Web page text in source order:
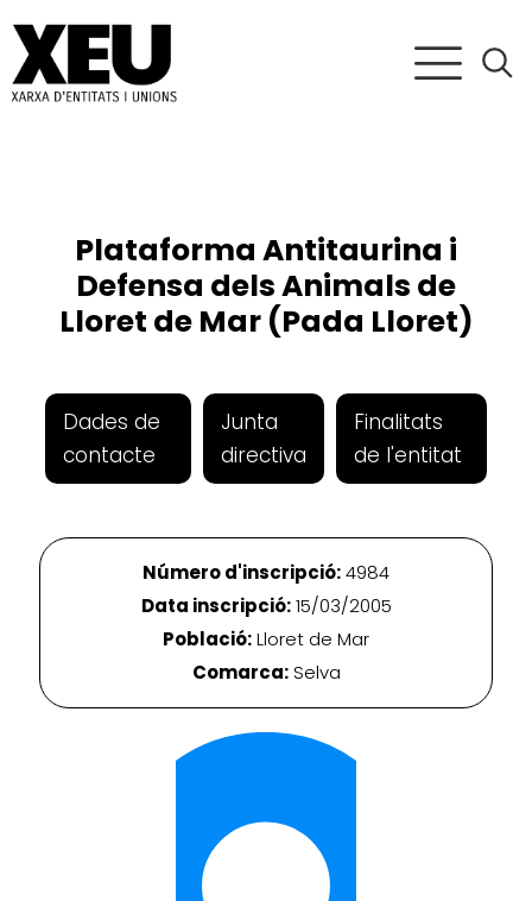
Plataforma Antitaurina i
Defensa dels Animals de
Lloret de Mar (Pada Lloret)
Dades de
contacte
Junta
directiva
Finalitats
de l'entitat
Número d'inscripció:4984
Data inscripció:15/03/2005
Població:Lloret de Mar
Comarca:Selva